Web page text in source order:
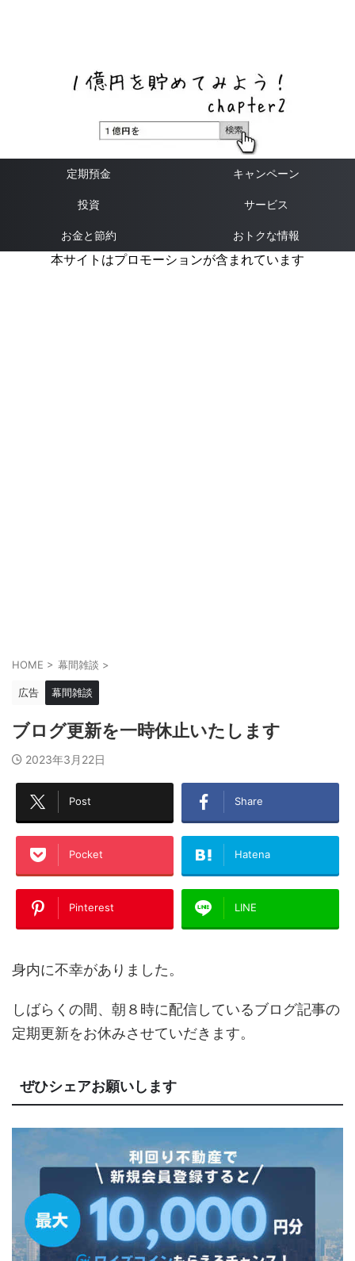
定期預金 キャンペーン
投資 サービス
お金と節約 おトクな情報
本サイトはプロモーションが含まれています
HOME > 幕間雑談 >
広告 幕間雑談
ブログ更新を一時休止いたします
2023年3月22日
Post Share
Pocket Hatena
Pinterest LINE
身内に不幸がありました。
しばらくの間、朝８時に配信しているブログ記事の
定期更新をお休みさせていだきます。
ぜひシェアお願いします